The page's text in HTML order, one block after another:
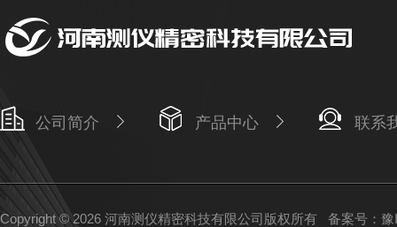
公司简介 产品中心 联系
Copyright © 2026 河南测仪精密科技有限公司版权所有 备案号：